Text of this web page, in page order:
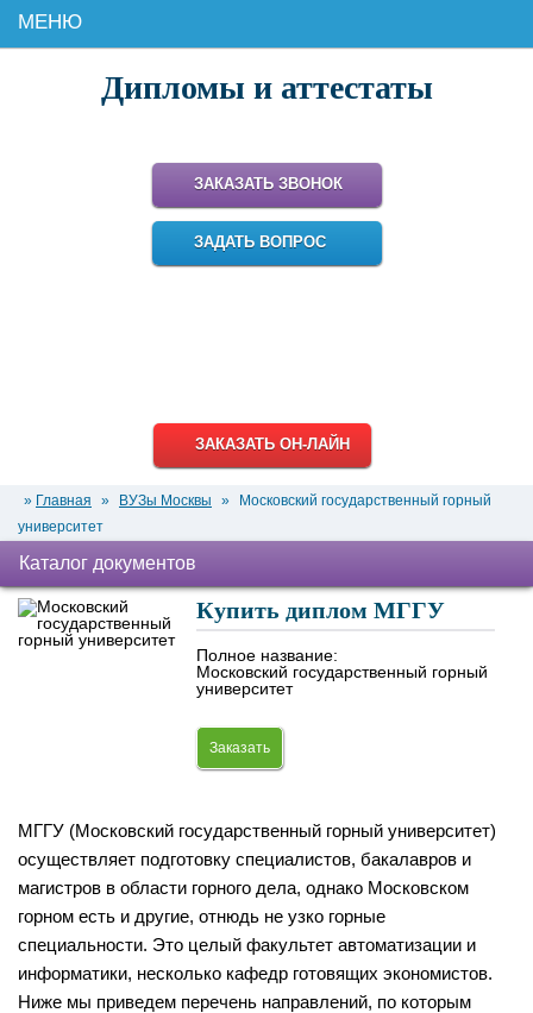
МЕНЮ
Дипломы и аттестаты
ЗАКАЗАТЬ ЗВОНОК
ЗАДАТЬ ВОПРОС
ЗАКАЗАТЬ ОН-ЛАЙН
» Главная » ВУЗы Москвы »
Московский государственный горный
университет
Каталог документов
Купить диплом МГГУ
Полное название:
Московский государственный горный
университет
Заказать
МГГУ (Московский государственный горный университет)
осуществляет подготовку специалистов, бакалавров и
магистров в области горного дела, однако Московском
горном есть и другие, отнюдь не узко горные
специальности. Это целый факультет автоматизации и
информатики, несколько кафедр готовящих экономистов.
Ниже мы приведем перечень направлений, по которым